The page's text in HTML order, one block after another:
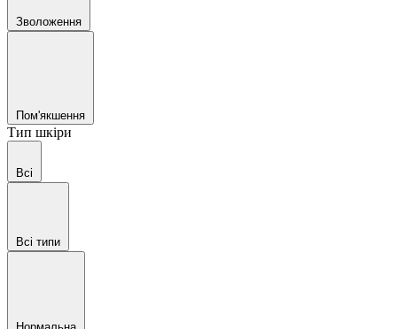
Зволоження
Пом'якшення
Тип шкіри
Всі
Всі типи